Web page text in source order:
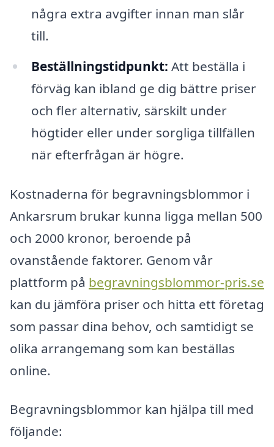
några extra avgifter innan man slår
till.
Beställningstidpunkt: Att beställa i
förväg kan ibland ge dig bättre priser
och fler alternativ, särskilt under
högtider eller under sorgliga tillfällen
när efterfrågan är högre.
Kostnaderna för begravningsblommor i
Ankarsrum brukar kunna ligga mellan 500
och 2000 kronor, beroende på
ovanstående faktorer. Genom vår
plattform på begravningsblommor-pris.se
kan du jämföra priser och hitta ett företag
som passar dina behov, och samtidigt se
olika arrangemang som kan beställas
online.
Begravningsblommor kan hjälpa till med
följande: